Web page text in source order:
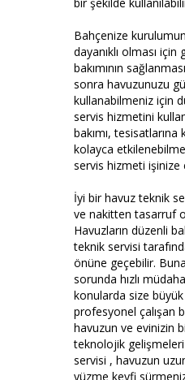
Bahçenize
dayanıklı olması
bakımının
sonra havuzunuzu
kullanabilmeniz için
servis hizmetini
bakımı,
kolayca
servis hizmeti işinize
İyi bir havuz teknik
ve nakitten tasarruf
Havuzların düzenli
teknik servisi
önüne geçebilir.
sorunda hızlı
konularda size büyük
profesyonel çalışan
havuzun ve evinizin
teknolojik
servisi , havuzun
yüzme keyfi